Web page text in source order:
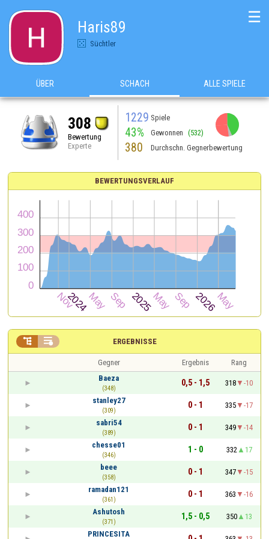
Haris89
Süchtler
☰
ÜBER SCHACH ALLE SPIELE
308
Bewertung
Experte
1229 Spiele
43% Gewonnen (532)
380 Durchschn. Gegnerbewertung
BEWERTUNGSVERLAUF
ERGEBNISSE
 
Gegner Ergebnis
Rang
Baeza
(348)
0,5 - 1,5 318
-10
stanley27
(309)
0 - 1 335
-17
sabri54
(389)
0 - 1 349
-14
chesse01
(346)
1 - 0 332
17
beee
(358)
0 - 1 347
-15
ramadan121
(361)
0 - 1 363
-16
Ashutosh
(371)
1,5 - 0,5 350
13
PRINCESITA